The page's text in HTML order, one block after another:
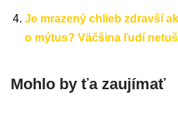
Je mrazený chlieb zdravší
o mýtus? Väčšina ľudí
Mohlo by ťa zaujímať